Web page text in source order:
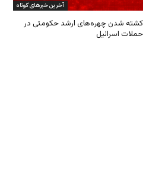
آخرین خبرهای کوتاه
کشته شدن چهره‌های ارشد حکومتی در
حملات اسرائیل